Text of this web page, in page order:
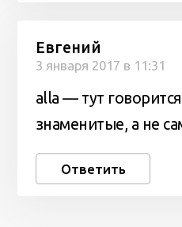
Евгений
3 января 2017 в 11:31
alla — тут
знаменитые, а не
Ответить